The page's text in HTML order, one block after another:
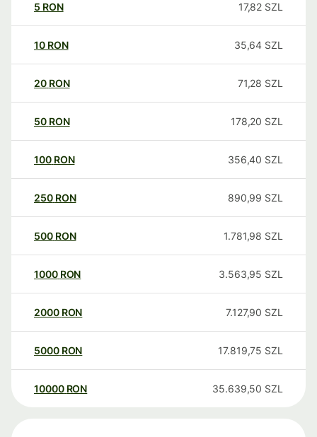
5 RON 17,82 SZL
10 RON 35,64 SZL
20 RON 71,28 SZL
50 RON 178,20 SZL
100 RON 356,40 SZL
250 RON 890,99 SZL
500 RON 1.781,98 SZL
1000 RON 3.563,95 SZL
2000 RON 7.127,90 SZL
5000 RON 17.819,75 SZL
10000 RON 35.639,50 SZL